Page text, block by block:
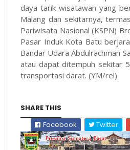
daya tarik wisatawan yang
Malang dan sekitarnya,
Pariwisata Nasional (KSPN)
Pasar Induk Kota Batu
Bandar Udara Abdulrachman
atau dapat ditempuh sekitar
transportasi darat. (YM/rel)
SHARE THIS
Facebook
Twitter